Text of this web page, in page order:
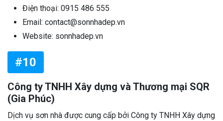
Điện thoại: 0915 486 555
Email: contact@sonnhadep.vn
Website: sonnhadep.vn
#10
Công ty TNHH Xây dựng và Thương mại SQR
(Gia Phúc)
Dịch vụ sơn nhà được cung cấp bởi Công ty TNHH Xây dựng